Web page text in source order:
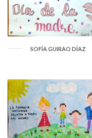
SOFÍA GUIRAO DÍAZ